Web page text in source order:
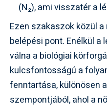
(N₂), ami visszatér a
Ezen szakaszok közül a
belépési pont. Enélkül a
válna a biológiai
kulcsfontosságú a
fenntartása, különösen
szempontjából, ahol a